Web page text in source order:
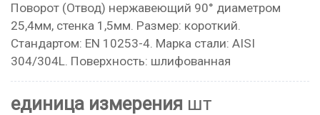
Поворот (Отвод) нержавеющий 90° диаметром
25,4мм, стенка 1,5мм. Размер: короткий.
Стандартом: EN 10253-4. Марка стали: AISI
304/304L. Поверхность: шлифованная
единица измерения шт